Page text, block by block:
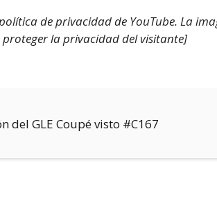
de privacidad de YouTube. La
la privacidad del visitante]
del GLE Coupé visto #C167